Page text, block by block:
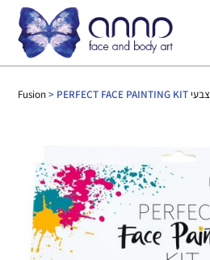
צבעי Fusion> PERFECT FACE PAINTING KIT